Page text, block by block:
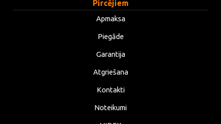
Pircējiem
Apmaksa
Piegāde
Garantija
Atgriešana
Kontakti
Noteikumi